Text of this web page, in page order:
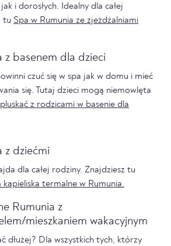
i dorosłych. Idealny dla całej
tu Spa w Rumunia ze zjeżdżalniami
z basenem dla dzieci
czuć się w spa jak w domu i mieć
się. Tutaj dzieci mogą niemowlęta
z rodzicami w basenie dla
z dziećmi
dla całej rodziny. Znajdziesz tu
termalne w Rumunia.
Rumunia z
mieszkaniem wakacyjnym
dłużej? Dla wszystkich tych, którzy